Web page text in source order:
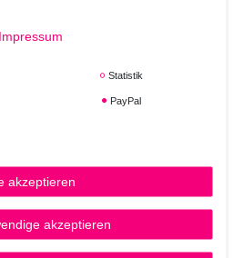
mit KerActive-Proteinen
glänzendes Blond
kleine Menge gleichmäßig im
einwirken lassen und
Impressum
Statistik
PayPal
akzeptieren
akzeptieren